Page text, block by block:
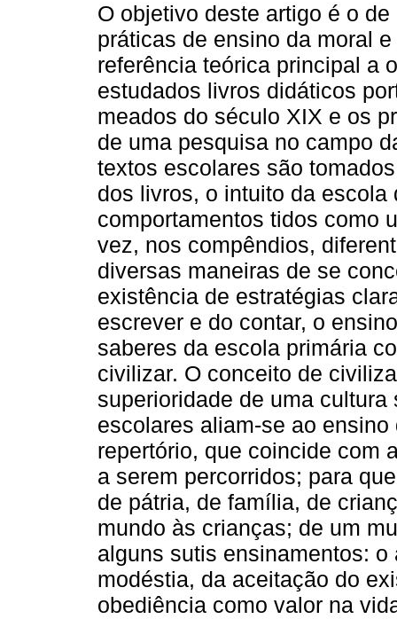
O objetivo deste artigo é o
práticas de ensino da moral
referência teórica principal a
estudados livros didáticos
meados do século XIX e os
de uma pesquisa no campo
textos escolares são
dos livros, o intuito da escola
comportamentos tidos como
vez, nos compêndios,
diversas maneiras de se
existência de estratégias
escrever e do contar, o
saberes da escola primária
civilizar. O conceito de
superioridade de uma
escolares aliam-se ao
repertório, que coincide com
a serem percorridos; para
de pátria, de família, de
mundo às crianças; de um
alguns sutis ensinamentos:
modéstia, da aceitação do
obediência como valor na